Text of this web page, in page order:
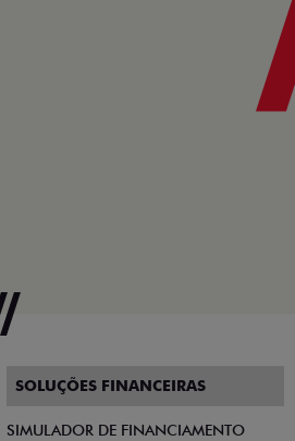
SOLUÇÕES FINANCEIRAS
SIMULADOR DE FINANCIAMENTO